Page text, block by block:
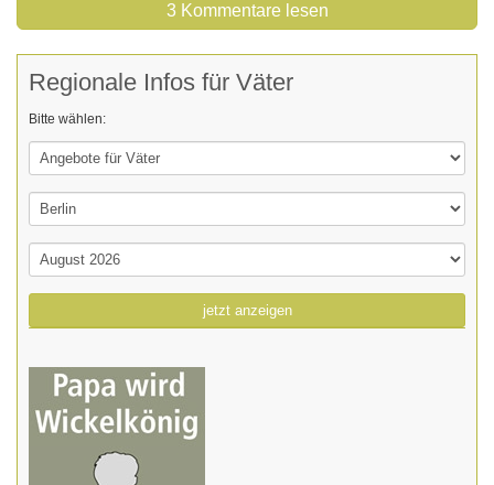
3 Kommentare lesen
Regionale Infos für Väter
Bitte wählen:
jetzt anzeigen